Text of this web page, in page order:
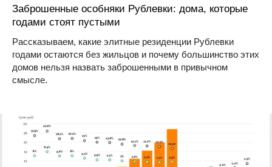
Заброшенные особняки Рублевки: дома, которые
годами стоят пустыми
Рассказываем, какие элитные резиденции Рублевки
годами остаются без жильцов и почему большинство этих
домов нельзя назвать заброшенными в привычном
смысле.